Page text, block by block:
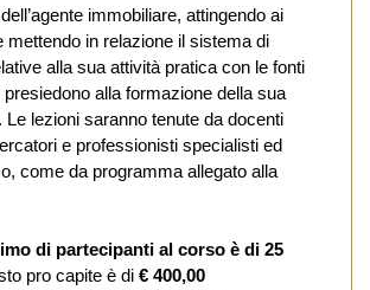
immobiliare, attingendo ai
mettendo in relazione il sistema di
alla sua attività pratica con le fonti
alla formazione della sua
Le lezioni saranno tenute da docenti
e professionisti specialisti ed
come da programma allegato alla
di partecipanti al corso è di 25
pro capite è di € 400,00